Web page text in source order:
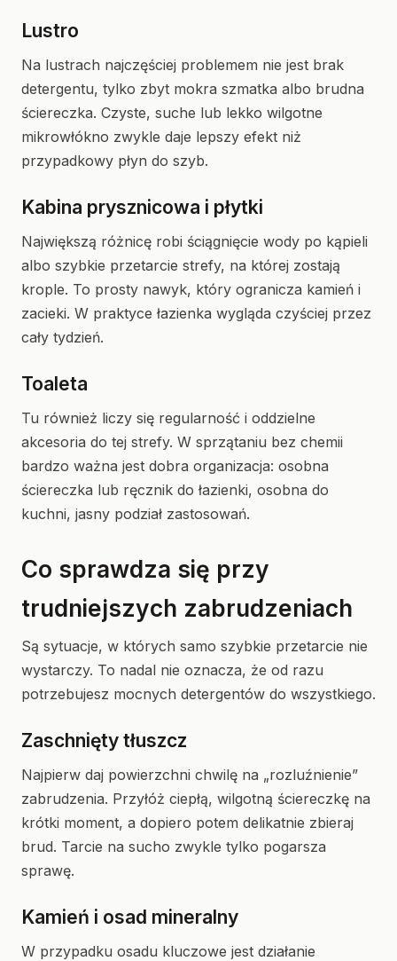
Lustro
Na lustrach najczęściej problemem nie jest brak
detergentu, tylko zbyt mokra szmatka albo brudna
ściereczka. Czyste, suche lub lekko wilgotne
mikrowłókno zwykle daje lepszy efekt niż
przypadkowy płyn do szyb.
Kabina prysznicowa i płytki
Największą różnicę robi ściągnięcie wody po kąpieli
albo szybkie przetarcie strefy, na której zostają
krople. To prosty nawyk, który ogranicza kamień i
zacieki. W praktyce łazienka wygląda czyściej przez
cały tydzień.
Toaleta
Tu również liczy się regularność i oddzielne
akcesoria do tej strefy. W sprzątaniu bez chemii
bardzo ważna jest dobra organizacja: osobna
ściereczka lub ręcznik do łazienki, osobna do
kuchni, jasny podział zastosowań.
Co sprawdza się przy
trudniejszych zabrudzeniach
Są sytuacje, w których samo szybkie przetarcie nie
wystarczy. To nadal nie oznacza, że od razu
potrzebujesz mocnych detergentów do wszystkiego.
Zaschnięty tłuszcz
Najpierw daj powierzchni chwilę na „rozluźnienie”
zabrudzenia. Przyłóż ciepłą, wilgotną ściereczkę na
krótki moment, a dopiero potem delikatnie zbieraj
brud. Tarcie na sucho zwykle tylko pogarsza
sprawę.
Kamień i osad mineralny
W przypadku osadu kluczowe jest działanie